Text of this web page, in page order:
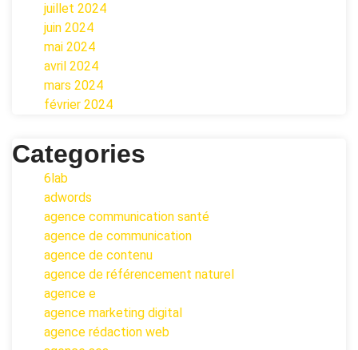
juillet 2024
juin 2024
mai 2024
avril 2024
mars 2024
février 2024
Categories
6lab
adwords
agence communication santé
agence de communication
agence de contenu
agence de référencement naturel
agence e
agence marketing digital
agence rédaction web